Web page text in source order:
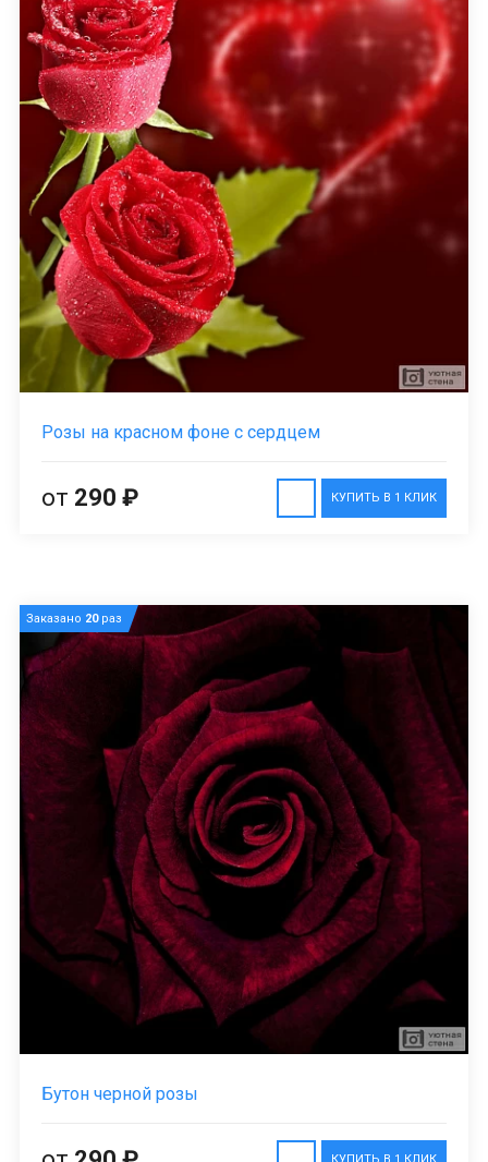
Розы на красном фоне с сердцем
КУПИТЬ В 1 КЛИК
от 290 ₽
Заказано 20раз
Бутон черной розы
КУПИТЬ В 1 КЛИК